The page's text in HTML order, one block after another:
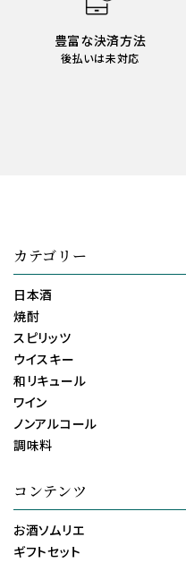
豊富な決済方法
後払いは未対応
カテゴリー
日本酒
焼酎
スピリッツ
ウイスキー
和リキュール
ワイン
ノンアルコール
調味料
コンテンツ
お酒ソムリエ
ギフトセット